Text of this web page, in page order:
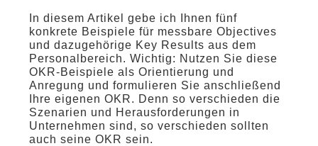
In diesem Artikel gebe ich Ihnen fünf
konkrete Beispiele für messbare Objectives
und dazugehörige Key Results aus dem
Personalbereich. Wichtig: Nutzen Sie diese
OKR-Beispiele als Orientierung und
Anregung und formulieren Sie anschließend
Ihre eigenen OKR. Denn so verschieden die
Szenarien und Herausforderungen in
Unternehmen sind, so verschieden sollten
auch seine OKR sein.